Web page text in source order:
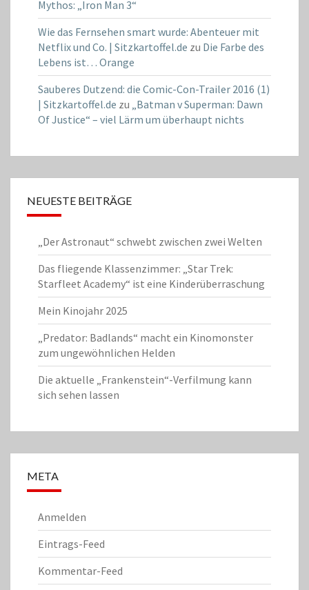
Mythos: „Iron Man 3“
Wie das Fernsehen smart wurde: Abenteuer mit
Netflix und Co. | Sitzkartoffel.de zu Die Farbe des
Lebens ist… Orange
Sauberes Dutzend: die Comic-Con-Trailer 2016 (1)
| Sitzkartoffel.de zu „Batman v Superman: Dawn
Of Justice“ – viel Lärm um überhaupt nichts
NEUESTE BEITRÄGE
„Der Astronaut“ schwebt zwischen zwei Welten
Das fliegende Klassenzimmer: „Star Trek:
Starfleet Academy“ ist eine Kinderüberraschung
Mein Kinojahr 2025
„Predator: Badlands“ macht ein Kinomonster
zum ungewöhnlichen Helden
Die aktuelle „Frankenstein“-Verfilmung kann
sich sehen lassen
META
Anmelden
Eintrags-Feed
Kommentar-Feed